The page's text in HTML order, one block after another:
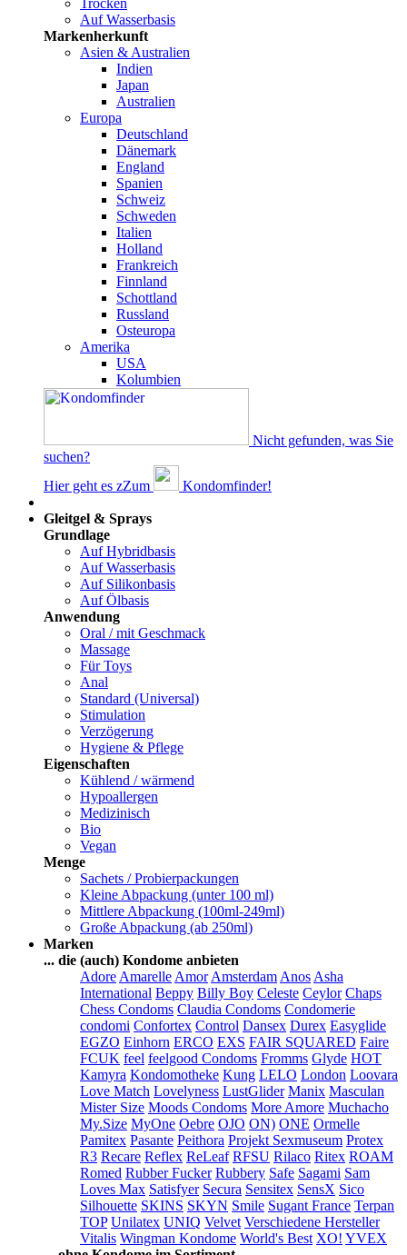
Trocken
Auf Wasserbasis
Markenherkunft
Asien & Australien
Indien
Japan
Australien
Europa
Deutschland
Dänemark
England
Spanien
Schweiz
Schweden
Italien
Holland
Frankreich
Finnland
Schottland
Russland
Osteuropa
Amerika
USA
Kolumbien
Nicht gefunden, was Sie
suchen?
Hier geht es zZum
Kondomfinder!
Gleitgel & Sprays
Grundlage
Auf Hybridbasis
Auf Wasserbasis
Auf Silikonbasis
Auf Ölbasis
Anwendung
Oral / mit Geschmack
Massage
Für Toys
Anal
Standard (Universal)
Stimulation
Verzögerung
Hygiene & Pflege
Eigenschaften
Kühlend / wärmend
Hypoallergen
Medizinisch
Bio
Vegan
Menge
Sachets / Probierpackungen
Kleine Abpackung (unter 100 ml)
Mittlere Abpackung (100ml-249ml)
Große Abpackung (ab 250ml)
Marken
... die (auch) Kondome anbieten
Adore Amarelle Amor Amsterdam Anos Asha
International Beppy Billy Boy Celeste Ceylor Chaps
Chess Condoms Claudia Condoms Condomerie
condomi Confortex Control Dansex Durex Easyglide
EGZO Einhorn ERCO EXS FAIR SQUARED Faire
FCUK feel feelgood Condoms Fromms Glyde HOT
Kamyra Kondomotheke Kung LELO London Loovara
Love Match Lovelyness LustGlider Manix Masculan
Mister Size Moods Condoms More Amore Muchacho
My.Size MyOne Oebre OJO ON) ONE Ormelle
Pamitex Pasante Peithora Projekt Sexmuseum Protex
R3 Recare Reflex ReLeaf RFSU Rilaco Ritex ROAM
Romed Rubber Fucker Rubbery Safe Sagami Sam
Loves Max Satisfyer Secura Sensitex SensX Sico
Silhouette SKINS SKYN Smile Sugant France Terpan
TOP Unilatex UNIQ Velvet Verschiedene Hersteller
Vitalis Wingman Kondome World's Best XO! YVEX